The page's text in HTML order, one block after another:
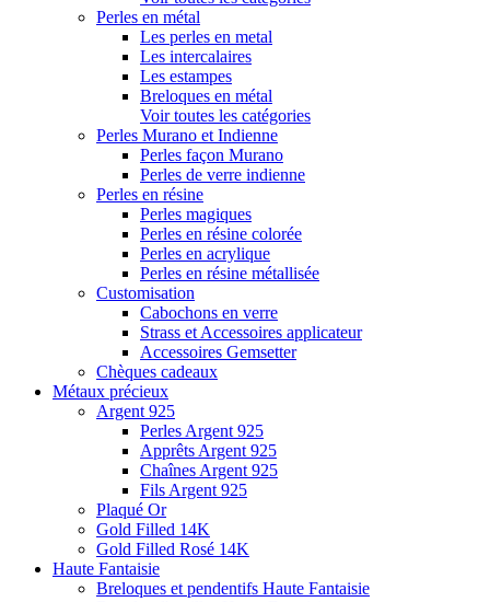
Perles en métal
Les perles en metal
Les intercalaires
Les estampes
Breloques en métal
Voir toutes les catégories
Perles Murano et Indienne
Perles façon Murano
Perles de verre indienne
Perles en résine
Perles magiques
Perles en résine colorée
Perles en acrylique
Perles en résine métallisée
Customisation
Cabochons en verre
Strass et Accessoires applicateur
Accessoires Gemsetter
Chèques cadeaux
Métaux précieux
Argent 925
Perles Argent 925
Apprêts Argent 925
Chaînes Argent 925
Fils Argent 925
Plaqué Or
Gold Filled 14K
Gold Filled Rosé 14K
Haute Fantaisie
Breloques et pendentifs Haute Fantaisie